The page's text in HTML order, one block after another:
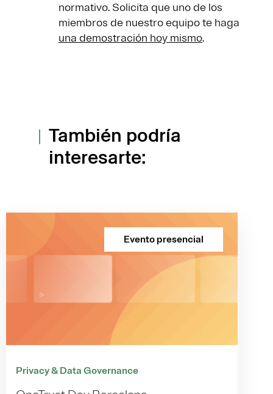
normativo. Solicita que uno de los
miembros de nuestro equipo te haga
una demostración hoy mismo.
También podría
interesarte:
Evento presencial
Privacy & Data Governance